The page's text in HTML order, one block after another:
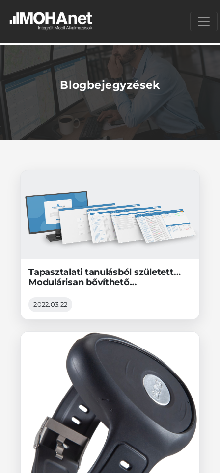
Blogbejegyzések
Tapasztalati tanulásból született…
Modulárisan bővíthető
2022.03.22